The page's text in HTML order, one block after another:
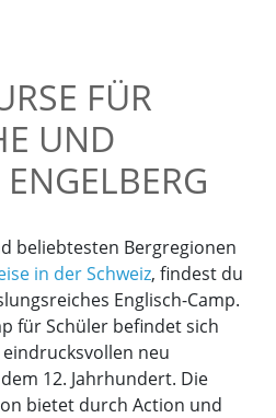
FÜR
UND
beliebtesten Bergregionen
in der Schweiz, findest du
Englisch-Camp.
für Schüler befindet sich
neu
12. Jahrhundert. Die
bietet durch Action und